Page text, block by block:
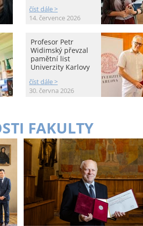
číst dále >
14. července 2026
Profesor Petr
Widimský převzal
pamětní list
Univerzity Karlovy
číst dále >
30. června 2026
FAKULTY